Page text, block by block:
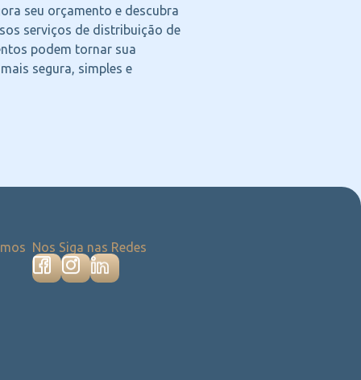
seu orçamento e descubra
serviços de distribuição de
podem tornar sua
segura, simples e
Nos Siga nas Redes